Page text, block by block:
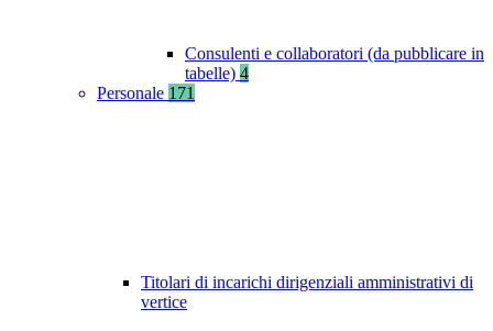
Consulenti e collaboratori (da pubblicare in
tabelle) 4
Personale 171
Titolari di incarichi dirigenziali amministrativi di
vertice